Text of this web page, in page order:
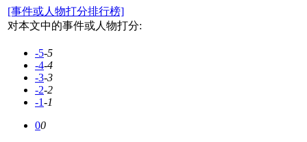
[事件或人物打分排行榜]
对本文中的事件或人物打分:
-5-5
-4-4
-3-3
-2-2
-1-1
00